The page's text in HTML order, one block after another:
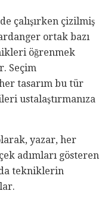
çalışırken çizilmiş
ortak bazı
öğrenmek
Seçim
tasarım bu tür
ustalaştırmanıza
yazar, her
adımları gösteren
tekniklerin